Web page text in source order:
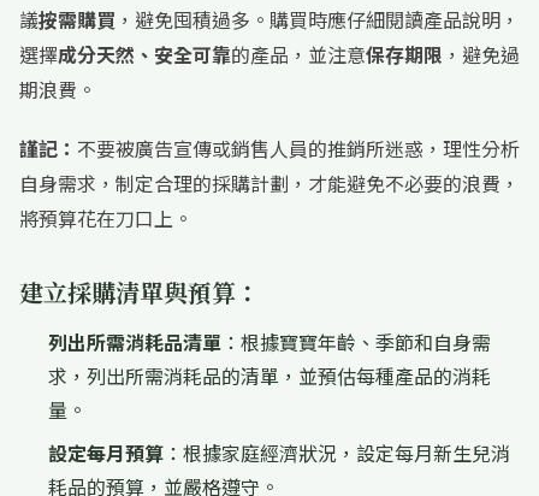
議按需購買 ，避免囤積過多。購買時應仔細閱讀產品說明，
選擇成分天然、安全可靠的產品，並注意保存期限 ，避免過
期浪費。
謹記： 不要被廣告宣傳或銷售人員的推銷所迷惑，理性分析
自身需求，制定合理的採購計劃，才能避免不必要的浪費，
將預算花在刀口上。
建立採購清單與預算：
列出所需消耗品清單 ：根據寶寶年齡、季節和自身需
求，列出所需消耗品的清單，並預估每種產品的消耗
量。
設定每月預算 ：根據家庭經濟狀況，設定每月新生兒消
耗品的預算，並嚴格遵守。